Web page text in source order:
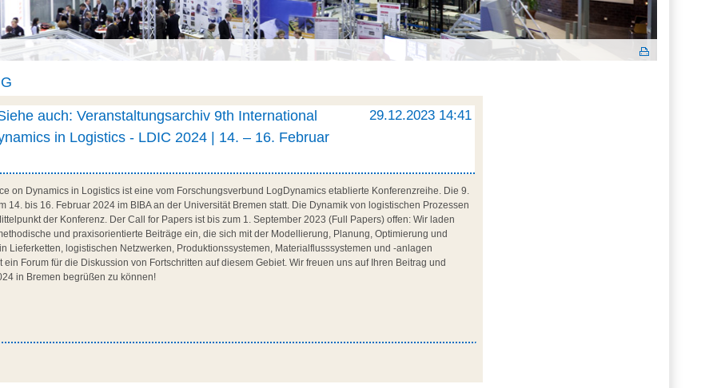
29.12.2023 14:41
auch: Veranstaltungsarchiv 9th International
in Logistics - LDIC 2024 | 14. – 16. Februar
on Dynamics in Logistics ist eine vom Forschungsverbund LogDynamics etablierte Konferenzreihe. Die 9.
14. bis 16. Februar 2024 im BIBA an der Universität Bremen statt. Die Dynamik von logistischen Prozessen
der Konferenz. Der Call for Papers ist bis zum 1. September 2023 (Full Papers) offen: Wir laden
und praxisorientierte Beiträge ein, die sich mit der Modellierung, Planung, Optimierung und
Lieferketten, logistischen Netzwerken, Produktionssystemen, Materialflusssystemen und -anlagen
ein Forum für die Diskussion von Fortschritten auf diesem Gebiet. Wir freuen uns auf Ihren Beitrag und
in Bremen begrüßen zu können!